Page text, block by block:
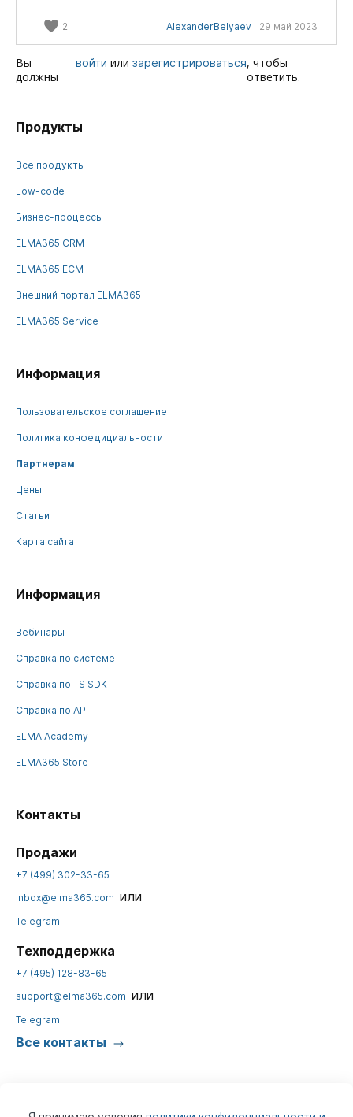
2 AlexanderBelyaev 29 май 2023
Вы
должны
войти илизарегистрироваться, чтобы
ответить.
Продукты
Все продукты
Low-code
Бизнес-процессы
ELMA365 CRM
ELMA365 ECM
Внешний портал ELMA365
ELMA365 Service
Информация
Пользовательское соглашение
Политика конфедициальности
Партнерам
Цены
Статьи
Карта сайта
Информация
Вебинары
Справка по системе
Справка по TS SDK
Справка по API
ELMA Academy
ELMA365 Store
Контакты
Продажи
+7 (499) 302-33-65
inbox@elma365.com или
Telegram
Техподдержка
+7 (495) 128-83-65
support@elma365.com или
Telegram
Все контакты